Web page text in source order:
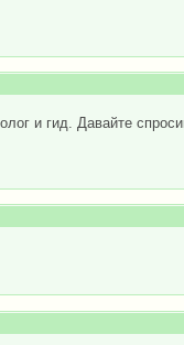
и гид. Давайте